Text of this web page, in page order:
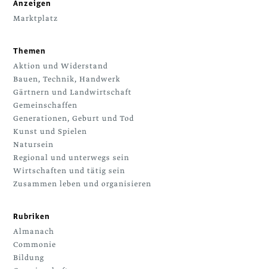
Anzeigen
Marktplatz
Themen
Aktion und Widerstand
Bauen, Technik, Handwerk
Gärtnern und Landwirtschaft
Gemeinschaffen
Generationen, Geburt und Tod
Kunst und Spielen
Natursein
Regional und unterwegs sein
Wirtschaften und tätig sein
Zusammen leben und organisieren
Rubriken
Almanach
Commonie
Bildung